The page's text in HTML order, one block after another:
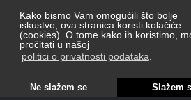
Kako bismo Vam omogućili što bolje
iskustvo, ova stranica koristi kolačiće
(cookies). O tome kako ih koristimo,
pročitati u našoj
politici o privatnosti podataka
Ne slažem se Slažem
Oglasnik grupacija:posao.hr|oglasnik.hr
Tečaj za konverziju u EUR valutu: 1 euro =